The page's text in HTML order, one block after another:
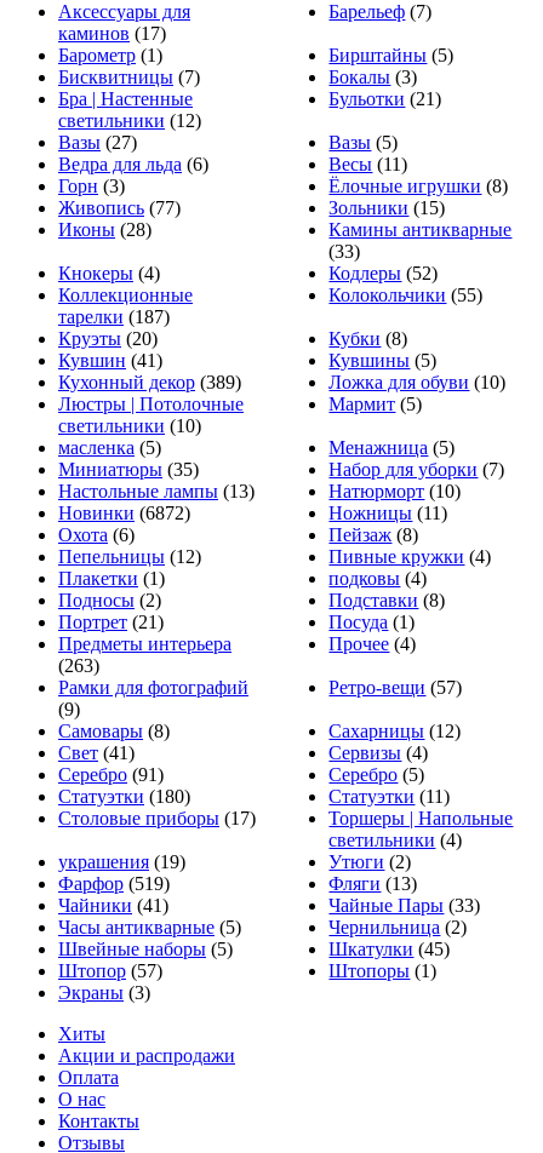
Аксессуары для
каминов (17)
Барельеф (7)
Барометр (1) Бирштайны (5)
Бисквитницы (7) Бокалы (3)
Бра | Настенные
светильники (12)
Бульотки (21)
Вазы (27) Вазы (5)
Ведра для льда (6) Весы (11)
Горн (3) Ёлочные игрушки (8)
Живопись (77) Зольники (15)
Иконы (28)
Камины антикварные
(33)
Кнокеры (4) Кодлеры (52)
Коллекционные
тарелки (187)
Колокольчики (55)
Круэты (20) Кубки (8)
Кувшин (41) Кувшины (5)
Кухонный декор (389) Ложка для обуви (10)
Люстры | Потолочные
светильники (10)
Мармит (5)
масленка (5) Менажница (5)
Миниатюры (35) Набор для уборки (7)
Настольные лампы (13) Натюрморт (10)
Новинки (6872) Ножницы (11)
Охота (6) Пейзаж (8)
Пепельницы (12) Пивные кружки (4)
Плакетки (1) подковы (4)
Подносы (2) Подставки (8)
Портрет (21) Посуда (1)
Предметы интерьера
(263)
Прочее (4)
Рамки для фотографий
(9)
Ретро-вещи (57)
Самовары (8) Сахарницы (12)
Свет (41) Сервизы (4)
Серебро (91) Серебро (5)
Статуэтки (180) Статуэтки (11)
Столовые приборы (17)
Торшеры | Напольные
светильники (4)
украшения (19) Утюги (2)
Фарфор (519) Фляги (13)
Чайники (41) Чайные Пары (33)
Часы антикварные (5) Чернильница (2)
Швейные наборы (5) Шкатулки (45)
Штопор (57) Штопоры (1)
Экраны (3)
Хиты
Акции и распродажи
Оплата
О нас
Контакты
Отзывы